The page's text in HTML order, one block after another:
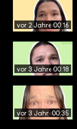
vor 2 Jahren00:16
vor 3 Jahren00:18
vor 3 Jahren00:35